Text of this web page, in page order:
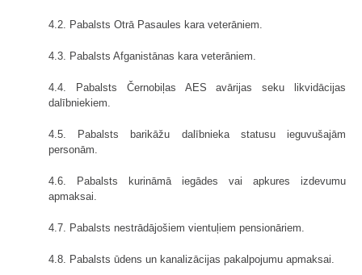
4.2. Pabalsts Otrā Pasaules kara veterāniem.
4.3. Pabalsts Afganistānas kara veterāniem.
4.4. Pabalsts Černobiļas AES avārijas seku likvidācijas
dalībniekiem.
4.5. Pabalsts barikāžu dalībnieka statusu ieguvušajām
personām.
4.6. Pabalsts kurināmā iegādes vai apkures izdevumu
apmaksai.
4.7. Pabalsts nestrādājošiem vientuļiem pensionāriem.
4.8. Pabalsts ūdens un kanalizācijas pakalpojumu apmaksai.